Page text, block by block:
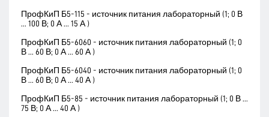
ПрофКиП Б5-115 - источник питания лабораторный (1; 0 В
... 100 В; 0 А ... 15 А )
ПрофКиП Б5-6060 - источник питания лабораторный (1; 0
В ... 60 В; 0 А ... 60 А )
ПрофКиП Б5-6040 - источник питания лабораторный (1; 0
В ... 60 В; 0 А ... 40 А )
ПрофКиП Б5-85 - источник питания лабораторный (1; 0 В ...
75 В; 0 А ... 40 А )